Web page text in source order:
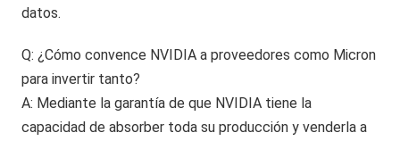
datos.
Q: ¿Cómo convence NVIDIA a proveedores como Micron
para invertir tanto?
A: Mediante la garantía de que NVIDIA tiene la
capacidad de absorber toda su producción y venderla a